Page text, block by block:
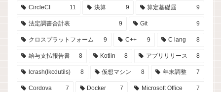
CircleCI 11 決算 9 算定基礎届 9
法定調書合計表 9 Git 9
クロスプラットフォーム 9 C++ 9 C lang 8
給与支払報告書 8 Kotlin 8 アプリリリース 8
lcrash(lkcdutils) 8 仮想マシン 8 年末調整 7
Cordova 7 Docker 7 Microsoft Office 7